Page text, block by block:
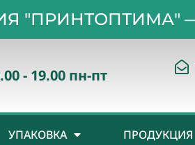
"ПРИНТОПТИМА"
- 19.00 пн-пт
УПАКОВКА ПРОДУКЦИЯ